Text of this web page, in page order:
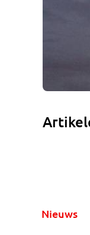
Nieuws